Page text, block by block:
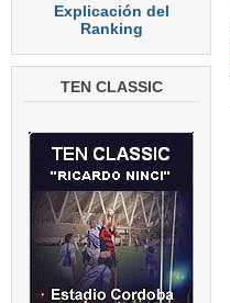
Explicación del
Ranking
TEN CLASSIC